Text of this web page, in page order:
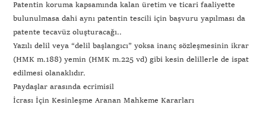
Patentin koruma kapsamında kalan üretim ve ticari faaliyette
bulunulmasa dahi aynı patentin tescili için başvuru yapılması da
patente tecavüz oluşturacağı..
Yazılı delil veya “delil başlangıcı” yoksa inanç sözleşmesinin ikrar
(HMK m.188) yemin (HMK m.225 vd) gibi kesin delillerle de ispat
edilmesi olanaklıdır.
Paydaşlar arasında ecrimisil
İcrası İçin Kesinleşme Aranan Mahkeme Kararları